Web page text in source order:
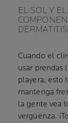
EL SOL Y
Cuando el
usar prendas
playera, esto
mantenga
la gente vea
vergüenza.